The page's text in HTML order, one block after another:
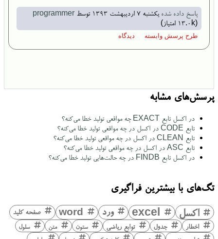
پرسش‌های مشابه
در اکسل تابع EXACT چه مواقعی تولید خطا می‌کنه؟
تابع CODE در اکسل در چه مواقعی تولید خطا می‌کنه؟
تابع CLEAN در اکسل در چه مواقعی تولید خطا می‌کنه؟
تابع ASC در اکسل در چه مواقعی تولید خطا می‌کنه؟
در اکسل تابع FINDB در چه حالت‌هایی تولید خطا می‌کنه؟
تگ‌های با بیشترین فراگیری
اکسل
excel ورد word صفحه کلید
اخطار جدول توابع ریاضی ستون متن
سلول
پاسخ داده شده یکشنبه ۷ اردیبهشت ۱۳۹۳ توسط programmer
(
13.0k امتیاز)